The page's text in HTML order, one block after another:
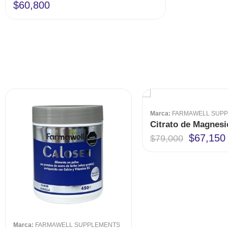
Valorado en
5.00
de 5
$60,800
Marca: FARMAWELL SUPPLEMENTS
Marca: FARMAWELL
$79,000 $67,150